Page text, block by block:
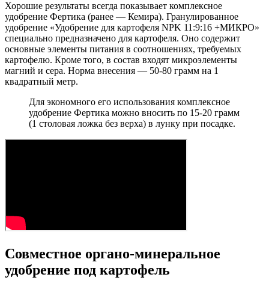
Хорошие результаты всегда показывает комплексное
удобрение Фертика (ранее — Кемира). Гранулированное
удобрение «Удобрение для картофеля NPK 11:9:16 +МИКРО»
специально предназначено для картофеля. Оно содержит
основные элементы питания в соотношениях, требуемых
картофелю. Кроме того, в состав входят микроэлементы
магний и сера. Норма внесения — 50-80 грамм на 1
квадратный метр.
Для экономного его использования комплексное
удобрение Фертика можно вносить по 15-20 грамм
(1 столовая ложка без верха) в лунку при посадке.
Совместное органо-минеральное
удобрение под картофель